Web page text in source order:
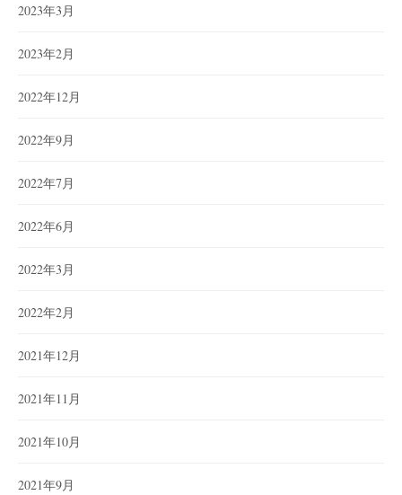
2023年3月
2023年2月
2022年12月
2022年9月
2022年7月
2022年6月
2022年3月
2022年2月
2021年12月
2021年11月
2021年10月
2021年9月